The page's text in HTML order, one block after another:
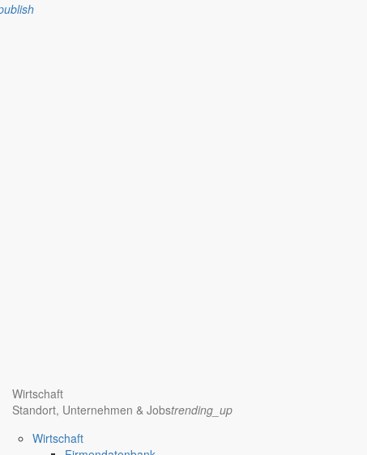
Wirtschaft
Standort, Unternehmen & Jobstrending_up
Wirtschaft